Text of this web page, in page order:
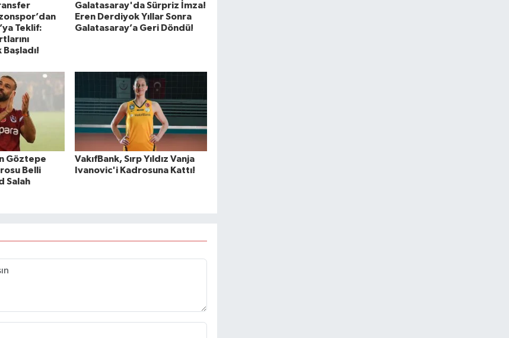
Teklif:
Galatasaray'da Sürpriz İmza!
Eren Derdiyok Yıllar Sonra
Galatasaray’a Geri Döndü!
Göztepe
Belli
Salah
VakıfBank, Sırp Yıldız Vanja
Ivanovic'i Kadrosuna Kattı!